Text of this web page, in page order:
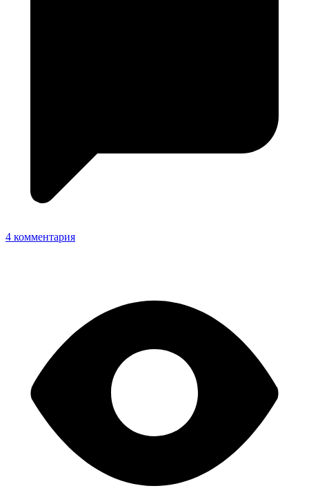
4 комментария